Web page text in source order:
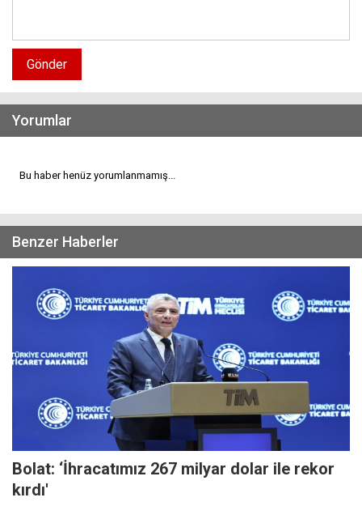
Gönder
Yorumlar
Bu haber henüz yorumlanmamış...
Benzer Haberler
Bolat: ‘İhracatımız 267 milyar dolar ile rekor
kırdı'